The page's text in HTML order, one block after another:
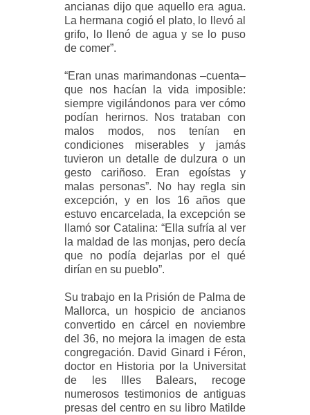
ancianas dijo que aquello era agua.
La hermana cogió el plato, lo llevó al
grifo, lo llenó de agua y se lo puso
de comer”.
“Eran unas marimandonas –cuenta–
que nos hacían la vida imposible:
siempre vigilándonos para ver cómo
podían herirnos. Nos trataban con
malos modos, nos tenían en
condiciones miserables y jamás
tuvieron un detalle de dulzura o un
gesto cariñoso. Eran egoístas y
malas personas”. No hay regla sin
excepción, y en los 16 años que
estuvo encarcelada, la excepción se
llamó sor Catalina: “Ella sufría al ver
la maldad de las monjas, pero decía
que no podía dejarlas por el qué
dirían en su pueblo”.
Su trabajo en la Prisión de Palma de
Mallorca, un hospicio de ancianos
convertido en cárcel en noviembre
del 36, no mejora la imagen de esta
congregación. David Ginard i Féron,
doctor en Historia por la Universitat
de les Illes Balears, recoge
numerosos testimonios de antiguas
presas del centro en su libro Matilde